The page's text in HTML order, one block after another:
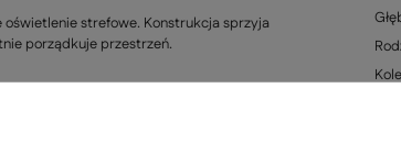
strefowe. Konstrukcja sprzyja
porządkuje przestrzeń.